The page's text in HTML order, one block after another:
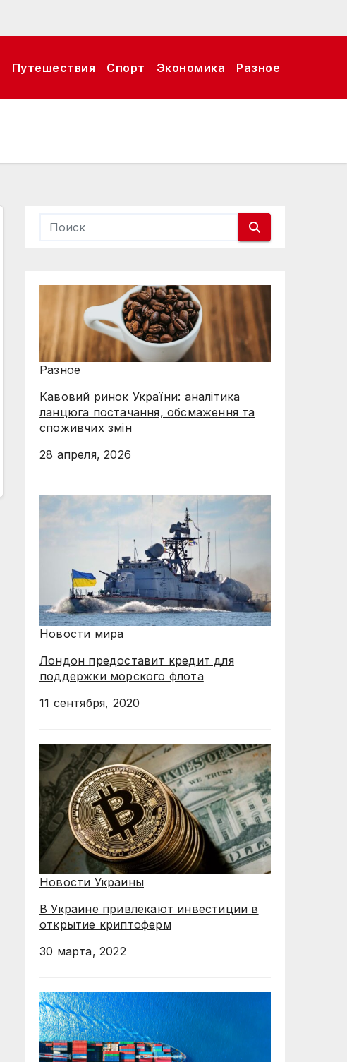
Путешествия Спорт Экономика Разное
Разное
Кавовий ринок України: аналітика
ланцюга постачання, обсмаження та
споживчих змін
28 апреля, 2026
Новости мира
Лондон предоставит кредит для
поддержки морского флота
11 сентября, 2020
Новости Украины
В Украине привлекают инвестиции в
открытие криптоферм
30 марта, 2022